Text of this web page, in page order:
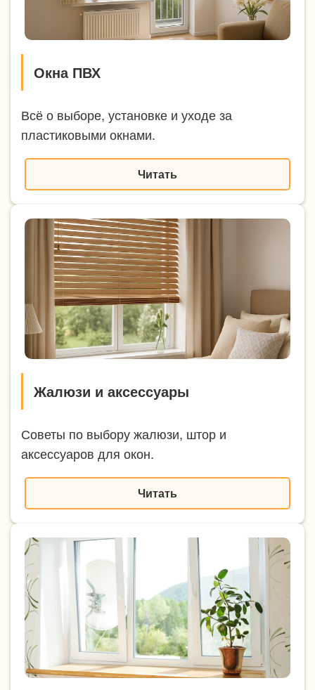
Окна ПВХ
Всё о выборе, установке и уходе за
пластиковыми окнами.
Читать
Жалюзи и аксессуары
Советы по выбору жалюзи, штор и
аксессуаров для окон.
Читать